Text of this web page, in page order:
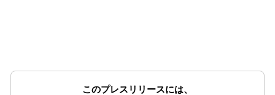
このプレスリリースには、